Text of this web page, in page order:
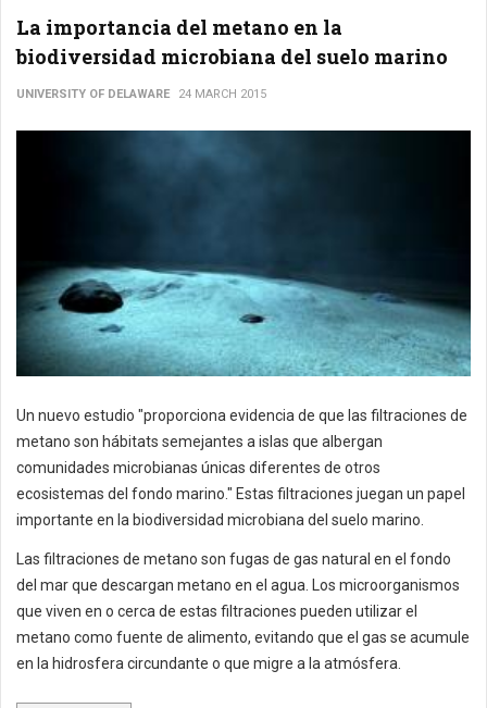
La importancia del metano en la
biodiversidad microbiana del suelo marino
UNIVERSITY OF DELAWARE 24 MARCH 2015
Un nuevo estudio "proporciona evidencia de que las filtraciones de
metano son hábitats semejantes a islas que albergan
comunidades microbianas únicas diferentes de otros
ecosistemas del fondo marino." Estas filtraciones juegan un papel
importante en la biodiversidad microbiana del suelo marino.
Las filtraciones de metano son fugas de gas natural en el fondo
del mar que descargan metano en el agua. Los microorganismos
que viven en o cerca de estas filtraciones pueden utilizar el
metano como fuente de alimento, evitando que el gas se acumule
en la hidrosfera circundante o que migre a la atmósfera.